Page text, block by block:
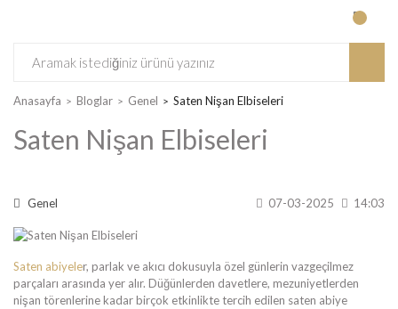
Anasayfa Bloglar Genel Saten Nişan Elbiseleri
Saten Nişan Elbiseleri
Genel 07-03-2025 14:03
Saten abiyeler, parlak ve akıcı dokusuyla özel günlerin vazgeçilmez
parçaları arasında yer alır. Düğünlerden davetlere, mezuniyetlerden
nişan törenlerine kadar birçok etkinlikte tercih edilen saten abiye